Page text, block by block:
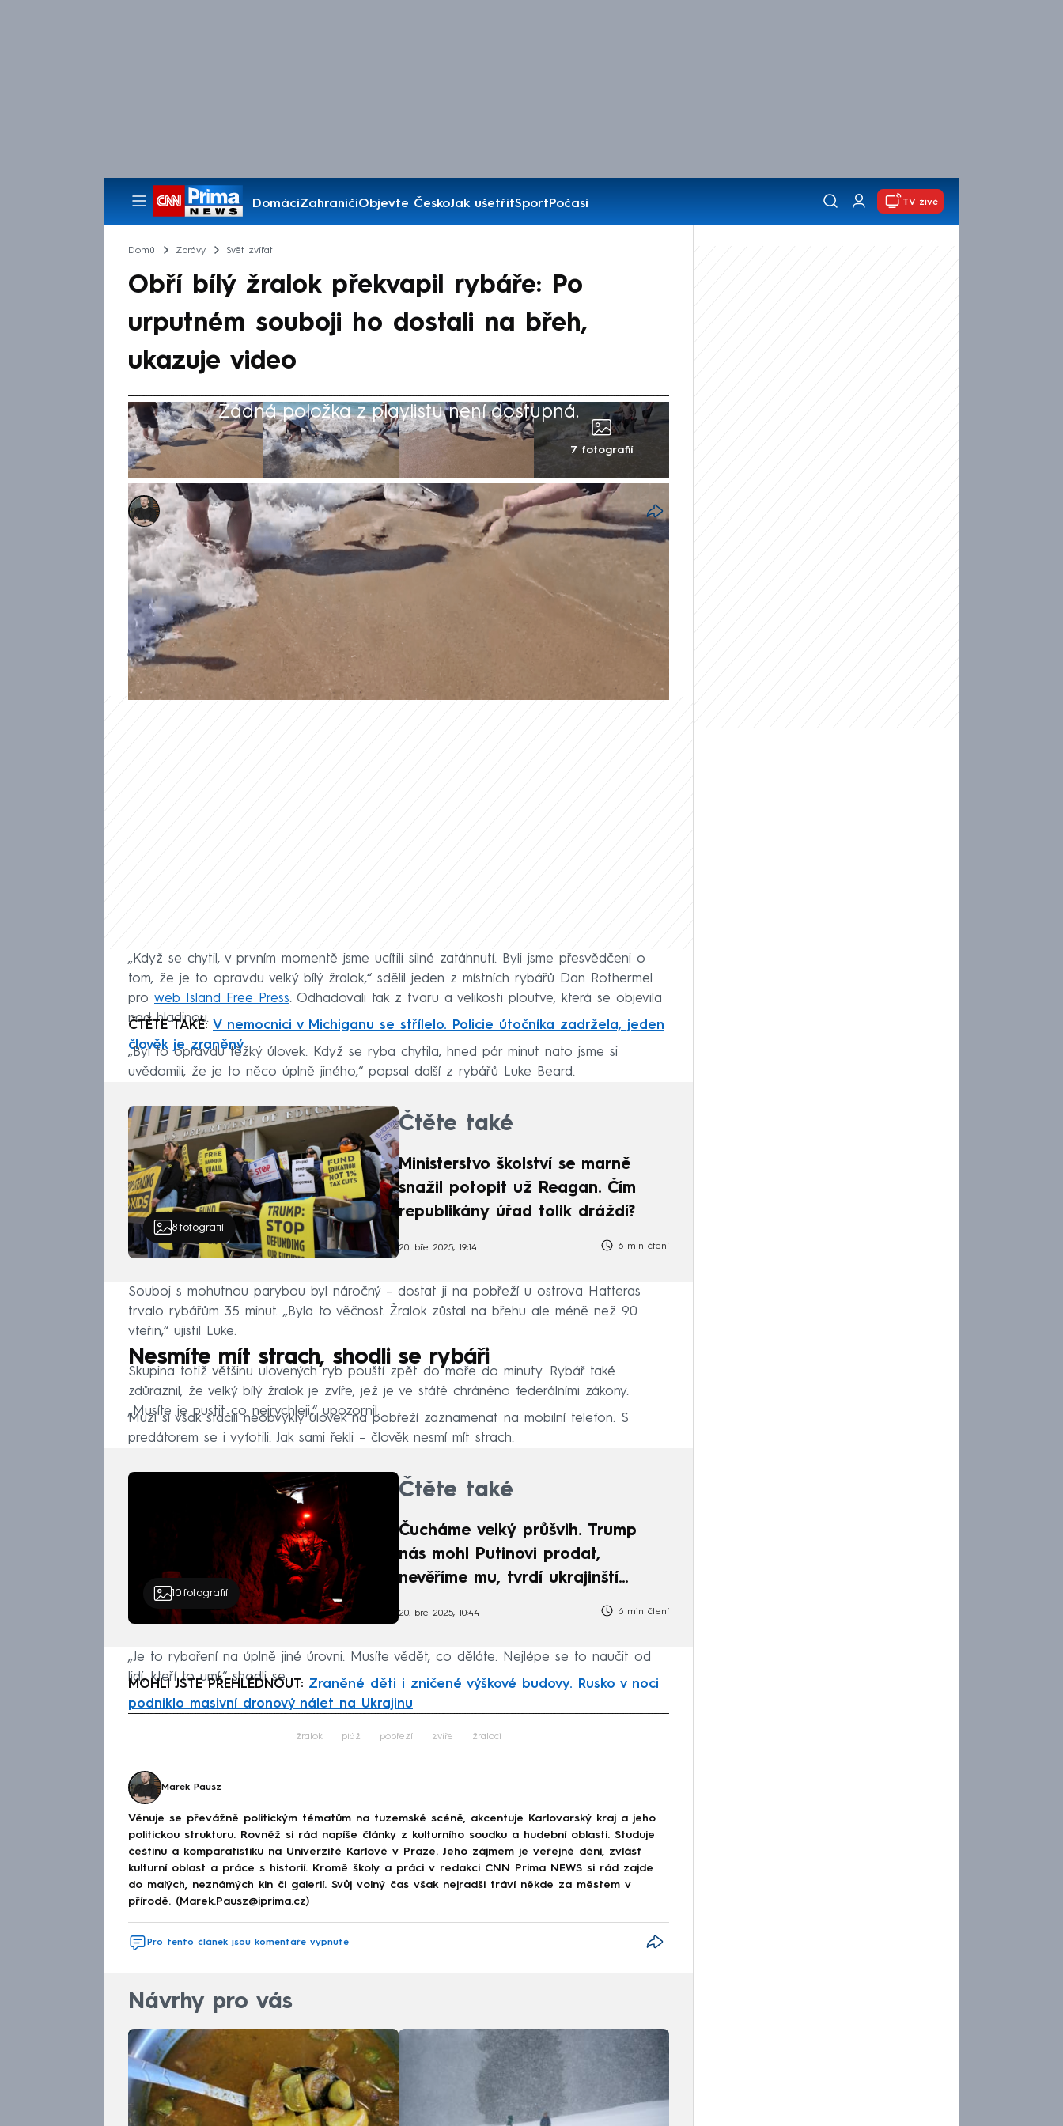
DomácíZahraničíObjevte ČeskoJak ušetřitSportPočasí
Pořady
TV živě
Domů Zprávy Svět zvířat
Obří bílý žralok překvapil rybáře: Po
urputném souboji ho dostali na břeh,
ukazuje video
Žádná položka z playlistu není dostupná.
7 fotografií
Marek Pausz
20. bře 2025, 19:47
Partu rybářů na východě Severní Karolíny překvapil téměř čtyřmetrový
bílý žralok, kterého nakonec vytáhli na pobřeží. Hned poté, co se
chytil, jsme si uvědomili, že to rozhodně není klasická ryba, popsal
souboj jeden z nich. S parybou bojovali více než půl hodiny, ale jakmile
ji dostali na břeh, ihned ji pustili zpátky do moře. Unikátní úlovek si ale
natočili, píše web Island Free Press.
„Když se chytil, v prvním momentě jsme ucítili silné zatáhnutí. Byli jsme přesvědčeni o
tom, že je to opravdu velký bílý žralok,“ sdělil jeden z místních rybářů Dan Rothermel
pro web Island Free Press. Odhadovali tak z tvaru a velikosti ploutve, která se objevila
nad hladinou.
ČTĚTE TAKÉ: V nemocnici v Michiganu se střílelo. Policie útočníka zadržela, jeden
člověk je zraněný
„Byl to opravdu těžký úlovek. Když se ryba chytila, hned pár minut nato jsme si
uvědomili, že je to něco úplně jiného,“ popsal další z rybářů Luke Beard.
8fotografií
Čtěte také
Ministerstvo školství se marně
snažil potopit už Reagan. Čím
republikány úřad tolik dráždí?
20. bře 2025, 19:14 6 min čtení
Souboj s mohutnou parybou byl náročný – dostat ji na pobřeží u ostrova Hatteras
trvalo rybářům 35 minut. „Byla to věčnost. Žralok zůstal na břehu ale méně než 90
vteřin,“ ujistil Luke.
Nesmíte mít strach, shodli se rybáři
Skupina totiž většinu ulovených ryb pouští zpět do moře do minuty. Rybář také
zdůraznil, že velký bílý žralok je zvíře, jež je ve státě chráněno federálními zákony.
„Musíte je pustit co nejrychleji,“ upozornil.
Muži si však stačili neobvyklý úlovek na pobřeží zaznamenat na mobilní telefon. S
predátorem se i vyfotili. Jak sami řekli – člověk nesmí mít strach.
10fotografií
Čtěte také
Čucháme velký průšvih. Trump
nás mohl Putinovi prodat,
nevěříme mu, tvrdí ukrajinští
20. bře 2025, 10:44 6 min čtení
„Je to rybaření na úplně jiné úrovni. Musíte vědět, co děláte. Nejlépe se to naučit od
lidí, kteří to umí,“ shodli se.
MOHLI JSTE PŘEHLÉDNOUT: Zraněné děti i zničené výškové budovy. Rusko v noci
podniklo masivní dronový nálet na Ukrajinu
Failed to fetch
žralok pláž pobřeží zvíře žraloci
Marek Pausz
Věnuje se převážně politickým tématům na tuzemské scéně, akcentuje Karlovarský kraj a jeho
politickou strukturu. Rovněž si rád napíše články z kulturního soudku a hudební oblasti. Studuje
češtinu a komparatistiku na Univerzitě Karlově v Praze. Jeho zájmem je veřejné dění, zvlášť
kulturní oblast a práce s historií. Kromě školy a práci v redakci CNN Prima NEWS si rád zajde
do malých, neznámých kin či galerií. Svůj volný čas však nejradši tráví někde za městem v
přírodě. (Marek.Pausz@iprima.cz)
Pro tento článek jsou komentáře vypnuté
Návrhy pro vás